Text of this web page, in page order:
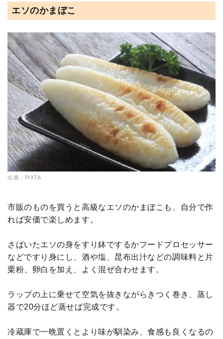
エソのかまぼこ
出典：PIXTA
市販のものを買うと高級なエソのかまぼこも、自分で作
れば安価で楽しめます。
さばいたエソの身をすり鉢でするかフードプロセッサー
などですり身にし、酒や塩、昆布出汁などの調味料と片
栗粉、卵白を加え、よく混ぜ合わせます。
ラップの上に乗せて空気を抜きながらきつく巻き、蒸し
器で20分ほど蒸せば完成です。
冷蔵庫で一晩置くとより味が馴染み、食感も良くなるの